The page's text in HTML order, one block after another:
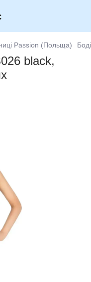
Passion (Польща)
black,